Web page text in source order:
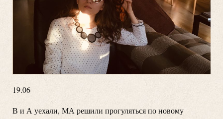
19.06
В и А уехали, МА решили прогуляться по новому